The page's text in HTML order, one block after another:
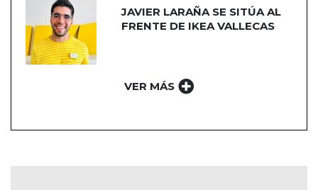
JAVIER LARAÑA SE SITÚA AL
FRENTE DE IKEA VALLECAS
VER MÁS